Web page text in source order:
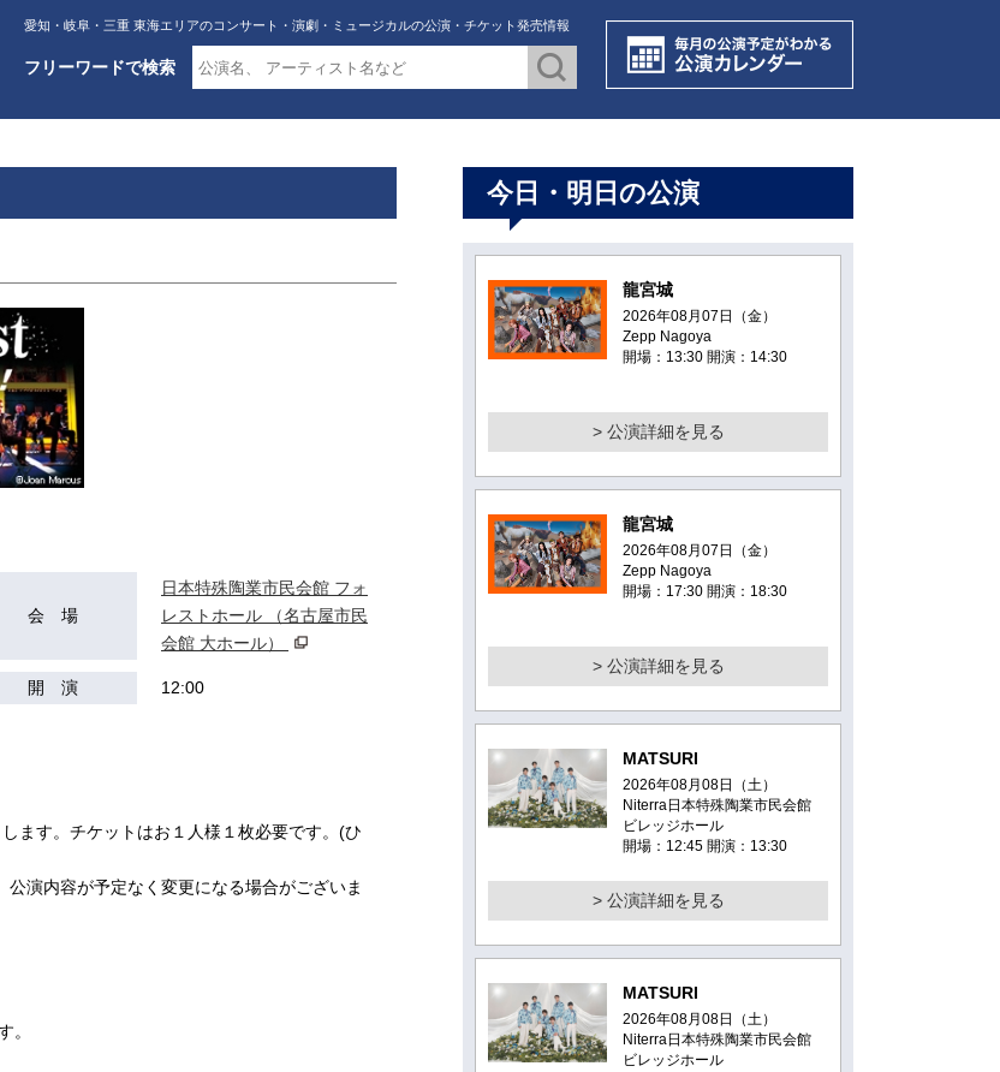
愛知・岐阜・三重 東海エリアのコンサート・演劇・ミュージカルの公演・チケット発売情報
フリーワードで検索
会 場
日本特殊陶業市民会館 フォ
レストホール （名古屋市民
会館 大ホール）
開 演 12:00
ます。チケットはお１人様１枚必要です。(ひ
演内容が予定なく変更になる場合がございま
。
今日・明日の公演
龍宮城
2026年08月07日（金）
Zepp Nagoya
開場：13:30 開演：14:30
> 公演詳細を見る
龍宮城
2026年08月07日（金）
Zepp Nagoya
開場：17:30 開演：18:30
> 公演詳細を見る
MATSURI
2026年08月08日（土）
Niterra日本特殊陶業市民会館
ビレッジホール
開場：12:45 開演：13:30
> 公演詳細を見る
MATSURI
2026年08月08日（土）
Niterra日本特殊陶業市民会館
ビレッジホール